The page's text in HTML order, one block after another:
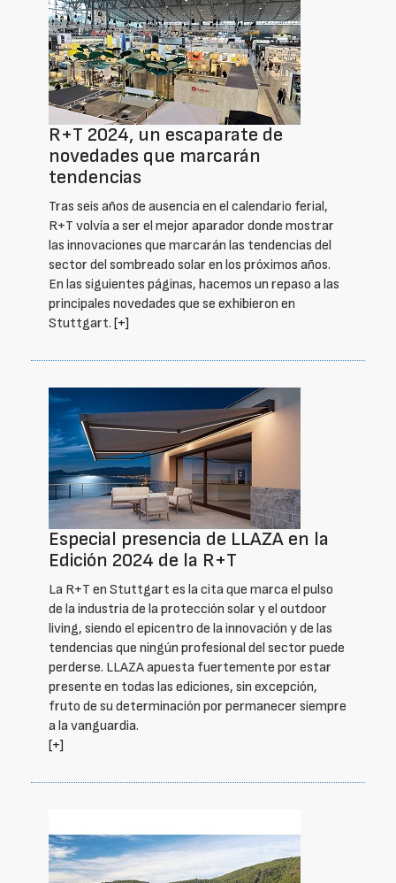
R+T 2024, un escaparate de
novedades que marcarán
tendencias
Tras seis años de ausencia en el calendario ferial,
R+T volvía a ser el mejor aparador donde mostrar
las innovaciones que marcarán las tendencias del
sector del sombreado solar en los próximos años.
En las siguientes páginas, hacemos un repaso a las
principales novedades que se exhibieron en
Stuttgart. [+]
Especial presencia de LLAZA en la
Edición 2024 de la R+T
La R+T en Stuttgart es la cita que marca el pulso
de la industria de la protección solar y el outdoor
living, siendo el epicentro de la innovación y de las
tendencias que ningún profesional del sector puede
perderse. LLAZA apuesta fuertemente por estar
presente en todas las ediciones, sin excepción,
fruto de su determinación por permanecer siempre
a la vanguardia.
[+]